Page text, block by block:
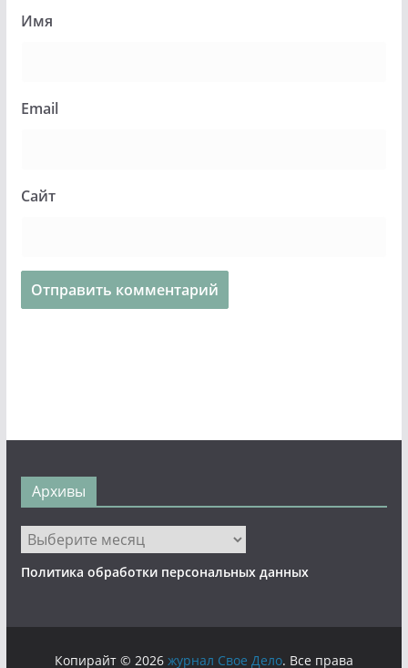
Имя
Email
Сайт
Архивы
Архивы
Политика обработки персональных данных
Копирайт © 2026 журнал Свое Дело. Все права